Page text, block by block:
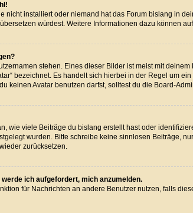
nicht installiert oder niemand hat das Forum bislang in
würdest. Weitere Informationen dazu können
stehen. Eines dieser Bilder ist meist mit
bezeichnet. Es handelt sich hierbei in der Regel um
keinen Avatar benutzen darfst, solltest du die Board-
wie viele Beiträge du bislang erstellt hast oder
wurden. Bitte schreibe keine sinnlosen Beiträge,
zurücksetzen.
ich aufgefordert, mich anzumelden.
für Nachrichten an andere Benutzer nutzen, falls